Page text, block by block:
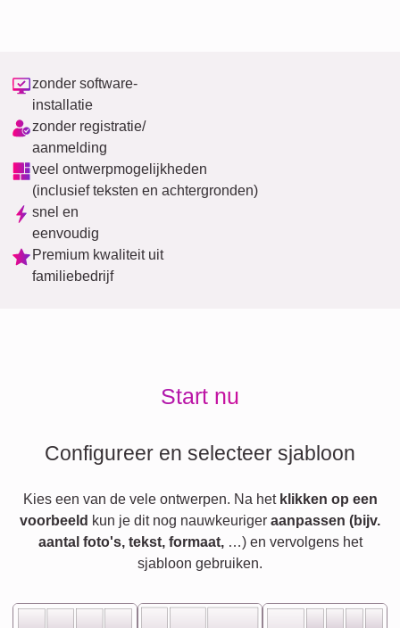
zonder software-
installatie
zonder registratie/
aanmelding
veel ontwerpmogelijkheden
(inclusief teksten en achtergronden)
snel en
eenvoudig
Premium kwaliteit uit
familiebedrijf
Start nu
Configureer en selecteer sjabloon
Kies een van de vele ontwerpen. Na het klikken op een
voorbeeld kun je dit nog nauwkeuriger aanpassen (bijv.
aantal foto's, tekst, formaat,…) en vervolgens het
sjabloon gebruiken.